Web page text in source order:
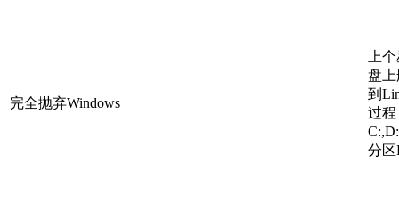
完全抛弃Windows
上
盘上
到
过程
分区